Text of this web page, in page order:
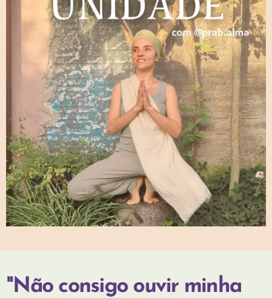
"Não consigo ouvir minha